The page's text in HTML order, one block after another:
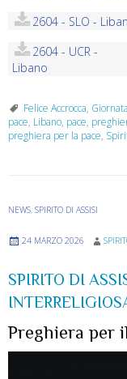
2604 - SLO -
2604 - UCR -
Libano
Felice Accrocca,
pace, Libano, pace,
preghiera per la pace,
NEWS, SPIRITO DI ASSISI
24 MARZO 2026
SPIRITO DI
Preghiera per